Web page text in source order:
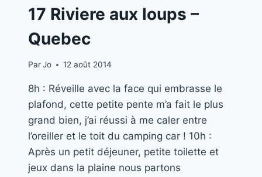
17 Riviere aux loups –
Quebec
ParJo 12 août 2014
8h : Réveille avec la face qui embrasse le
plafond, cette petite pente m’a fait le plus
grand bien, j’ai réussi à me caler entre
l’oreiller et le toit du camping car ! 10h :
Après un petit déjeuner, petite toilette et
jeux dans la plaine nous partons